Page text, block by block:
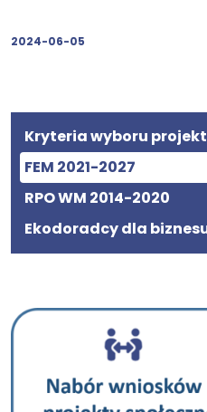
2024-06-05
Kryteria wyboru
FEM 2021-2027
RPO WM 2014-2020
Ekodoradcy dla